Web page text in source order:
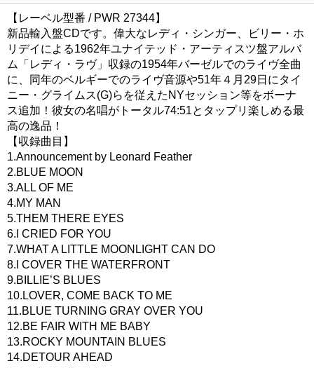
【レーベル型番 / PWR 27344】
新品輸入盤CDです。偉大なレディ・シンガー、ビリー・ホ
リデイによる1962年ユナイテッド・アーティスツ盤アルバ
ム「レディ・ラヴ」収録の1954年バーゼルでのライヴ全曲
に、同年のベルギーでのライヴ音源や51年４月29日にタイ
ニー・グライムス(G)らを従えたNYセッション等をボーナ
ス追加！彼女の名唱がトータル74:51とタップリ楽しめる最
高の逸品！
【収録曲目】
1.Announcement by Leonard Feather
2.BLUE MOON
3.ALL OF ME
4.MY MAN
5.THEM THERE EYES
6.I CRIED FOR YOU
7.WHAT A LITTLE MOONLIGHT CAN DO
8.I COVER THE WATERFRONT
9.BILLIE’S BLUES
10.LOVER, COME BACK TO ME
11.BLUE TURNING GRAY OVER YOU
12.BE FAIR WITH ME BABY
13.ROCKY MOUNTAIN BLUES
14.DETOUR AHEAD